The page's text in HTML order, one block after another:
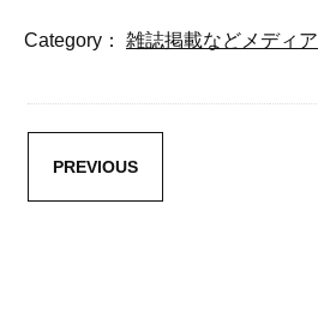
Category： 雑誌掲載などメディア
PREVIOUS